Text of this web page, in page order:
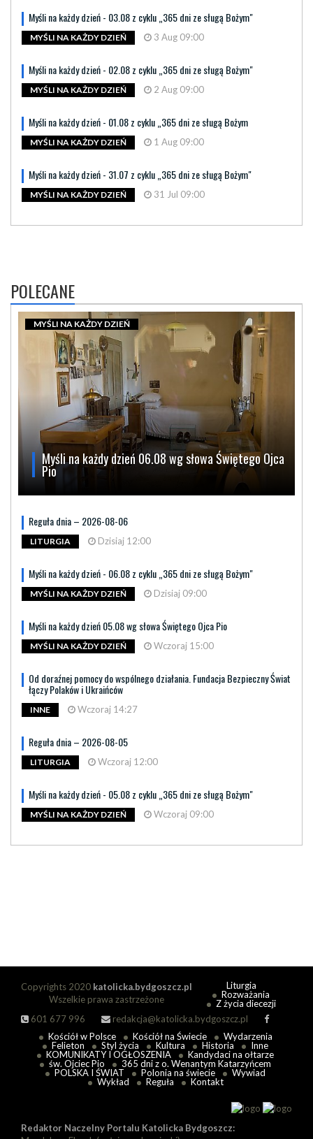
Myśli na każdy dzień - 03.08 z cyklu „365 dni ze sługą Bożym"
MYŚLI NA KAŻDY DZIEŃ 3 Aug 09:00
Myśli na każdy dzień - 02.08 z cyklu „365 dni ze sługą Bożym"
MYŚLI NA KAŻDY DZIEŃ 2 Aug 09:00
Myśli na każdy dzień - 01.08 z cyklu „365 dni ze sługą Bożym
MYŚLI NA KAŻDY DZIEŃ 1 Aug 09:00
Myśli na każdy dzień - 31.07 z cyklu „365 dni ze sługą Bożym"
MYŚLI NA KAŻDY DZIEŃ 31 Jul 09:00
POLECANE
Myśli na każdy dzień 06.08 wg słowa Świętego Ojca
Pio
MYŚLI NA KAŻDY DZIEŃ
Reguła dnia – 2026-08-06
LITURGIA Dzisiaj 12:00
Myśli na każdy dzień - 06.08 z cyklu „365 dni ze sługą Bożym"
MYŚLI NA KAŻDY DZIEŃ Dzisiaj 09:00
Myśli na każdy dzień 05.08 wg słowa Świętego Ojca Pio
MYŚLI NA KAŻDY DZIEŃ Wczoraj 15:00
Od doraźnej pomocy do wspólnego działania. Fundacja Bezpieczny Świat
łączy Polaków i Ukraińców
INNE Wczoraj 14:27
Reguła dnia – 2026-08-05
LITURGIA Wczoraj 12:00
Myśli na każdy dzień - 05.08 z cyklu „365 dni ze sługą Bożym"
MYŚLI NA KAŻDY DZIEŃ Wczoraj 09:00
Copyrights 2020 katolicka.bydgoszcz.pl
Wszelkie prawa zastrzeżone
601 677 996
redakcja@katolicka.bydgoszcz.pl
Liturgia
Rozważania
Z życia diecezji
Kościół w Polsce Kościół na Świecie
Wydarzenia
Felieton
Styl życia Kultura Historia
Inne
KOMUNIKATY I OGŁOSZENIA
Kandydaci na ołtarze
św. Ojciec Pio
365 dni z o. Wenantym Katarzyńcem
POLSKA I ŚWIAT
Polonia na świecie
Wywiad
Wykład
Reguła Kontakt
Redaktor Naczelny Portalu Katolicka Bydgoszcz: